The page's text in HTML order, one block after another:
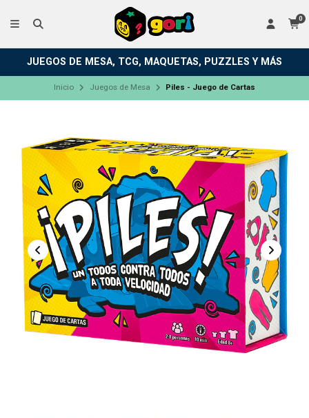
0
JUEGOS DE MESA, TCG, MAQUETAS, PUZZLES Y MÁS
Inicio Juegos de Mesa Piles - Juego de Cartas